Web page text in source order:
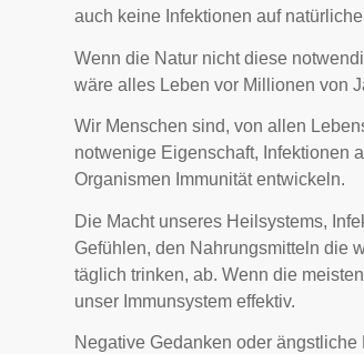
auch keine Infektionen auf
Wenn die Natur nicht diese
wäre alles Leben vor Millionen von
Wir Menschen sind, von allen
notwenige Eigenschaft, Infektionen
Organismen Immunität entwickeln.
Die Macht unseres Heilsystems,
Gefühlen, den Nahrungsmitteln die
täglich trinken, ab. Wenn die
unser Immunsystem effektiv.
Negative Gedanken oder